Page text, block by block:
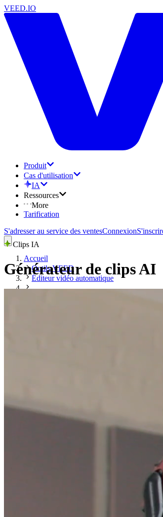
VEED.IO
Produit
Cas d'utilisation
IA
Ressources
More
Tarification
S'adresser au service des ventesConnexion
Accueil
Outils VEED
Éditeur vidéo automatique
Clips IA
Générateur de clips AI